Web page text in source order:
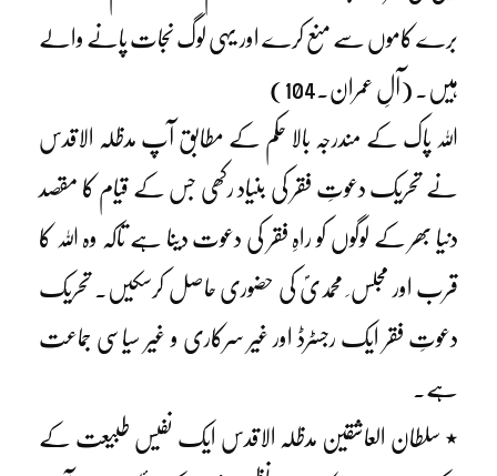
برے کاموں سے منع کرے اور یہی لوگ نجات پانے والے
ہیں۔ (آلِ عمران۔104)
اللہ پاک کے مندرجہ بالا حکم کے مطابق آپ مدظلہ الاقدس
نے تحریک دعوتِ فقر کی بنیاد رکھی جس کے قیام کا مقصد
دنیا بھر کے لوگوں کو راہِ فقر کی دعوت دینا ہے تاکہ وہ اللہ کا
قرب اور مجلس ِ محمدیؐ کی حضوری حاصل کرسکیں۔ تحریک
دعوتِ فقر ایک رجسٹرڈ اور غیر سرکاری و غیر سیاسی جماعت
ہے۔
٭ سلطان العاشقین مدظلہ الاقدس ایک نفیس طبیعت کے